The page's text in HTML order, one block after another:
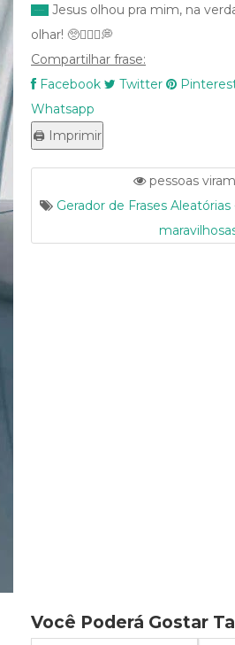
Jesus olhou pra mim, na
olhar! 🥺🙇🏻‍♀️💭
Compartilhar frase:
Facebook
Twitter
Whatsapp
pessoas
Gerador de Frases
Você Poderá Gostar